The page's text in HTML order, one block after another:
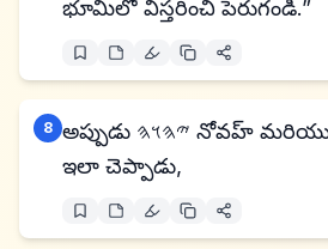
భూమిలో విస్తరించి పెరుగండి.”
8 అప్పుడు 𐤉𐤄𐤅𐤄 నోవహ్ మరియు అతని కుమారులతో
ఇలా చెప్పాడు,